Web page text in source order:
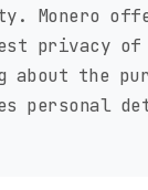
Monero
privacy
about the
personal